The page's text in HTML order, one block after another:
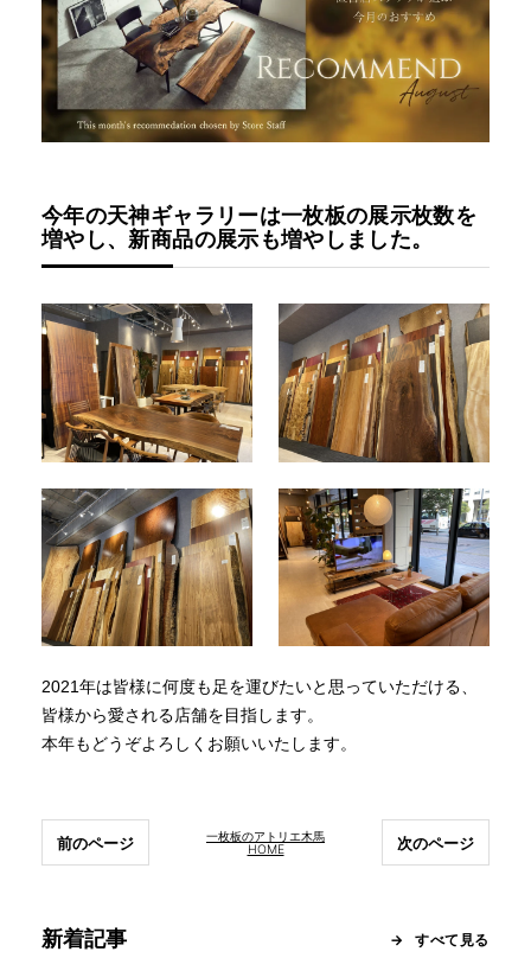
今年の天神ギャラリーは一枚板の展示枚数を
増やし、新商品の展示も増やしました。
2021年は皆様に何度も足を運びたいと思っていただける、
皆様から愛される店舗を目指します。
本年もどうぞよろしくお願いいたします。
一枚板のアトリエ木馬
HOME
前のページ 次のページ
新着記事 すべて見る